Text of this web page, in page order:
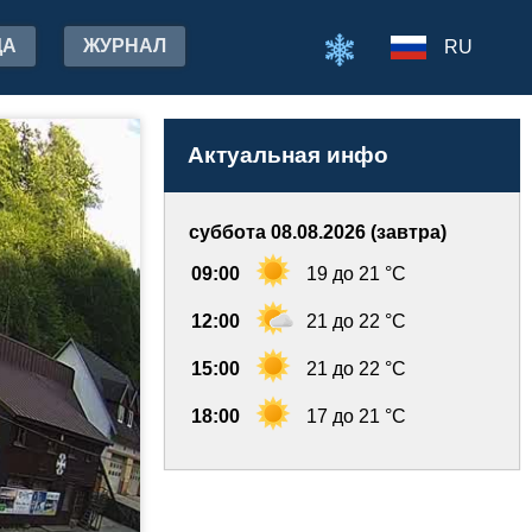
ЖУРНАЛ RU
Актуальная инфо
суббота 08.08.2026 (завтра)
09:00 19 до 21 °C
12:00 21 до 22 °C
15:00 21 до 22 °C
18:00 17 до 21 °C